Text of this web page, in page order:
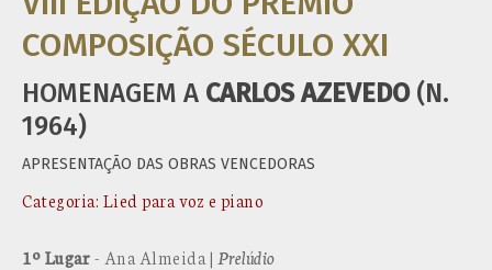
COMPOSIÇÃO SÉCULO XXI
HOMENAGEM A CARLOS AZEVEDO(N.
1964)
APRESENTAÇÃO DAS OBRAS VENCEDORAS
Categoria: Lied para voz e piano
1º Lugar- Ana Almeida | Prelúdio